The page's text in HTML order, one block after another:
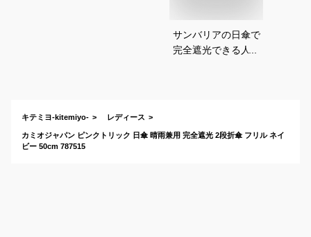
サンバリアの日傘で
完全遮光できる人気
キテミヨ-kitemiyo- レディース
カミオジャパン ピンクトリック 日傘 晴雨兼用 完全遮光 2段折傘 フリル ネイ
ビー 50cm 787515